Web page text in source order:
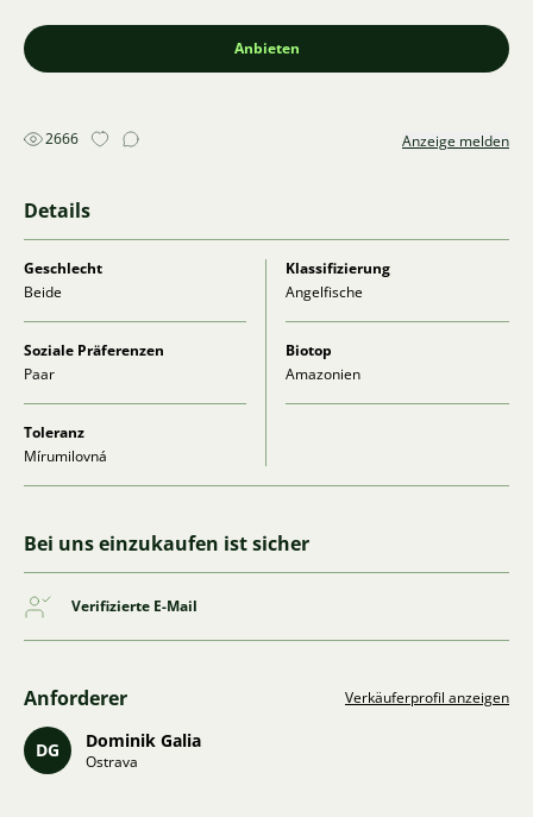
Anbieten
2666 Anzeige melden
Details
Geschlecht
Beide
Klassifizierung
Angelfische
Soziale Präferenzen
Paar
Biotop
Amazonien
Toleranz
Mírumilovná
Bei uns einzukaufen ist sicher
Verifizierte E-Mail
Anforderer Verkäuferprofil anzeigen
DG Dominik Galia
Ostrava